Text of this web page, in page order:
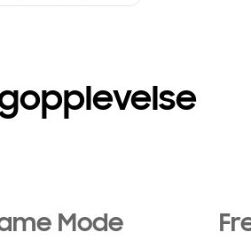
Mode